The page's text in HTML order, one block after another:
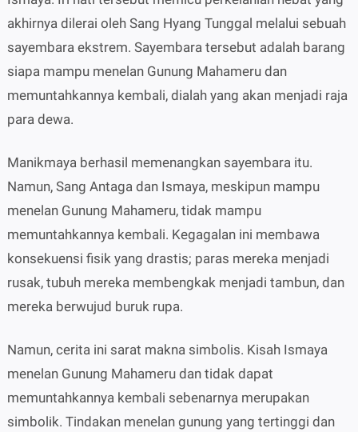
akhirnya dilerai oleh Sang Hyang Tunggal melalui sebuah
sayembara ekstrem. Sayembara tersebut adalah barang
siapa mampu menelan Gunung Mahameru dan
memuntahkannya kembali, dialah yang akan menjadi raja
para dewa.
Manikmaya berhasil memenangkan sayembara itu.
Namun, Sang Antaga dan Ismaya, meskipun mampu
menelan Gunung Mahameru, tidak mampu
memuntahkannya kembali. Kegagalan ini membawa
konsekuensi fisik yang drastis; paras mereka menjadi
rusak, tubuh mereka membengkak menjadi tambun, dan
mereka berwujud buruk rupa.
Namun, cerita ini sarat makna simbolis. Kisah Ismaya
menelan Gunung Mahameru dan tidak dapat
memuntahkannya kembali sebenarnya merupakan
simbolik. Tindakan menelan gunung yang tertinggi dan